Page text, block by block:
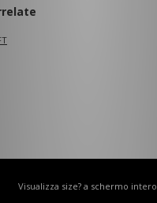
Visualizza size? a schermo intero